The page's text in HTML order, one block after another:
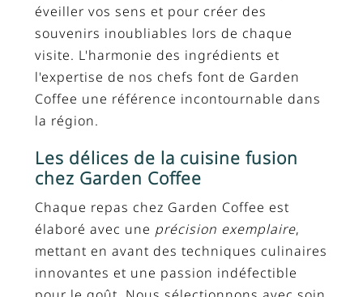
éveiller vos sens et pour créer des
souvenirs inoubliables lors de chaque
visite. L'harmonie des ingrédients et
l'expertise de nos chefs font de Garden
Coffee une référence incontournable dans
la région.
Les délices de la cuisine fusion
chez Garden Coffee
Chaque repas chez Garden Coffee est
élaboré avec une précision exemplaire,
mettant en avant des techniques culinaires
innovantes et une passion indéfectible